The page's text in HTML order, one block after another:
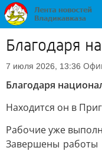
Благодаря
7 июля 2026, 13:36
Благодаря
Находится он в
Рабочие уже
Завершены работы